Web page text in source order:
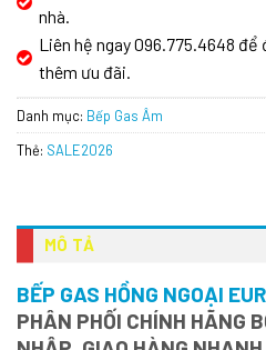
nhà.
Liên hệ ngay 096.775.4648
thêm ưu đãi.
Danh mục: Bếp Gas Âm
Thẻ: SALE2026
MÔ TẢ
BẾP GAS HỒNG NGOẠI
PHÂN PHỐI CHÍNH HÃNG